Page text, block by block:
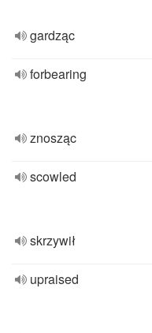
gardząc
forbearing
znosząc
scowled
skrzywił
upraised